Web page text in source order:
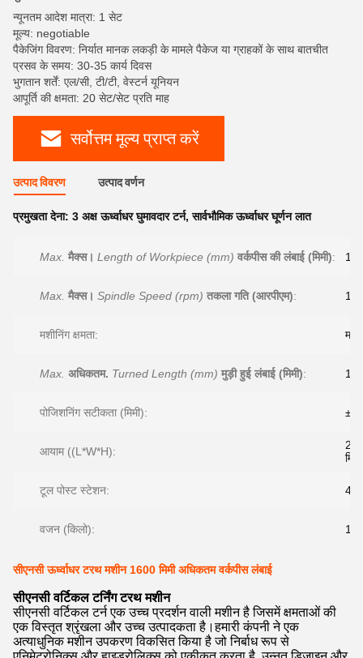
न्यूनतम आदेश मात्रा: 1 सेट
मूल्य: negotiable
पैकेजिंग विवरण: निर्यात मानक लकड़ी के मामले पैकेज या ग्राहकों के साथ बातचीत
प्रसव के समय: 30-35 कार्य दिवस
भुगतान शर्तें: एल/सी, टी/टी, वेस्टर्न यूनियन
आपूर्ति की क्षमता: 20 सेट/सेट प्रति माह
सर्वोत्तम मूल्य प्राप्त करें
उत्पाद विवरण उत्पाद वर्णन
प्रमुखता देना: 3 अक्ष ऊर्ध्वाधर घुमावदार टर्न,सार्वभौमिक ऊर्ध्वाधर घूर्णन लात
Max. मैक्स। Length of Workpiece (mm) वर्कपीस की लंबाई (मिमी):
Max. मैक्स। Spindle Speed (rpm) तकला गति (आरपीएम):
मशीनिंग क्षमता:
Max. अधिकतम. Turned Length (mm) मुड़ी हुई लंबाई (मिमी):
पोजिशनिंग सटीकता (मिमी): ±
आयाम ((L*W*H):
मिमी
टूल पोस्ट स्टेशन: 4
वजन (किलो):
सीएनसी ऊर्ध्वाधर टरथ मशीन 1600 मिमी अधिकतम वर्कपीस लंबाई
सीएनसी वर्टिकल टर्निंग टरथ मशीन
सीएनसी वर्टिकल टर्न एक उच्च प्रदर्शन वाली मशीन है जिसमें क्षमताओं की
एक विस्तृत श्रृंखला और उच्च उत्पादकता है।हमारी कंपनी ने एक
अत्याधुनिक मशीन उपकरण विकसित किया है जो निर्बाध रूप से